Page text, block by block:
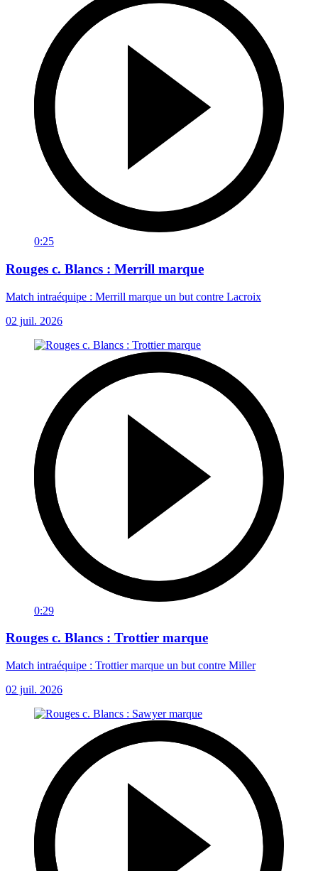
0:25
Rouges c. Blancs : Merrill marque
Match intraéquipe : Merrill marque un but contre Lacroix
02 juil. 2026
0:29
Rouges c. Blancs : Trottier marque
Match intraéquipe : Trottier marque un but contre Miller
02 juil. 2026